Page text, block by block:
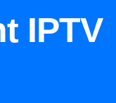
IPTV